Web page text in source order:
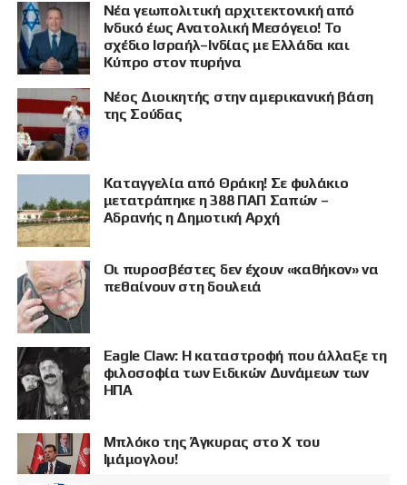
Νέα γεωπολιτική αρχιτεκτονική από
Ινδικό έως Ανατολική Μεσόγειο! Το
σχέδιο Ισραήλ–Ινδίας με Ελλάδα και
Κύπρο στον πυρήνα
Νέος Διοικητής στην αμερικανική βάση
της Σούδας
Καταγγελία από Θράκη! Σε φυλάκιο
μετατράπηκε η 388 ΠΑΠ Σαπών –
Αδρανής η Δημοτική Αρχή
Οι πυροσβέστες δεν έχουν «καθήκον» να
πεθαίνουν στη δουλειά
Eagle Claw: Η καταστροφή που άλλαξε τη
φιλοσοφία των Ειδικών Δυνάμεων των
ΗΠΑ
Μπλόκο της Άγκυρας στο X του
Ιμάμογλου!